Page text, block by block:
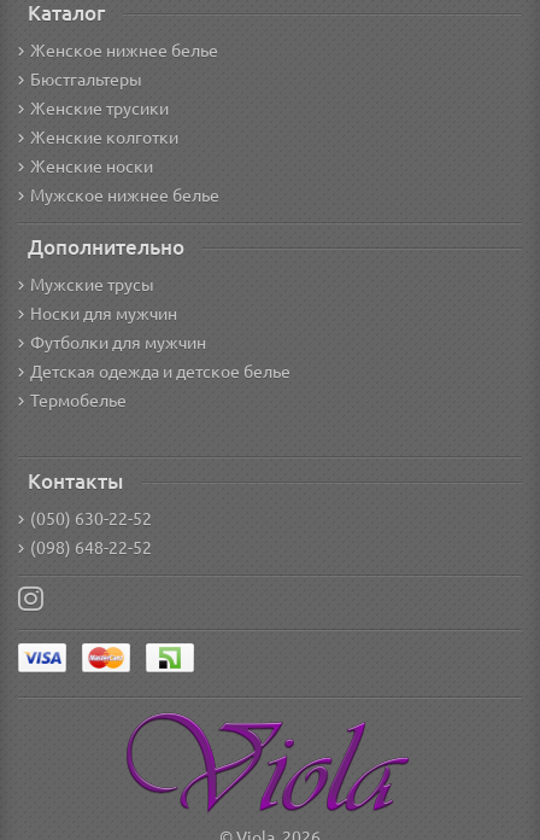
Каталог
Женское нижнее белье
Бюстгальтеры
Женские трусики
Женские колготки
Женские носки
Мужское нижнее белье
Дополнительно
Мужские трусы
Носки для мужчин
Футболки для мужчин
Детская одежда и детское белье
Термобелье
Контакты
(050) 630-22-52
(098) 648-22-52